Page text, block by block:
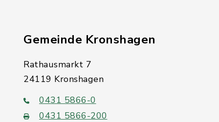
Gemeinde Kronshagen
Rathausmarkt 7
24119 Kronshagen
0431 5866-0
0431 5866-200